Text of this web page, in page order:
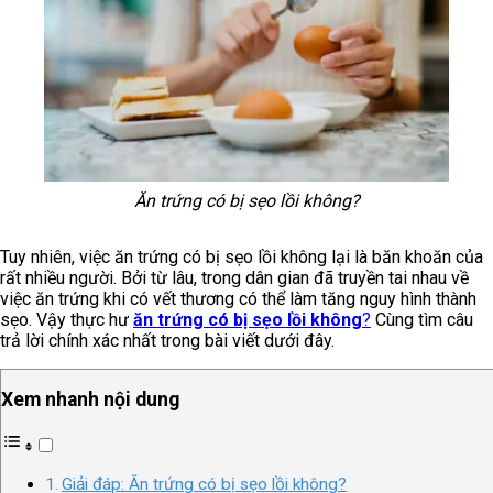
Ăn trứng có bị sẹo lồi không?
Tuy nhiên, việc ăn trứng có bị sẹo lồi không lại là băn khoăn của
rất nhiều người. Bởi từ lâu, trong dân gian đã truyền tai nhau về
việc ăn trứng khi có vết thương có thể làm tăng nguy hình thành
sẹo. Vậy thực hư ăn trứng có bị sẹo lồi không? Cùng tìm câu
trả lời chính xác nhất trong bài viết dưới đây.
Xem nhanh nội dung
Giải đáp: Ăn trứng có bị sẹo lồi không?